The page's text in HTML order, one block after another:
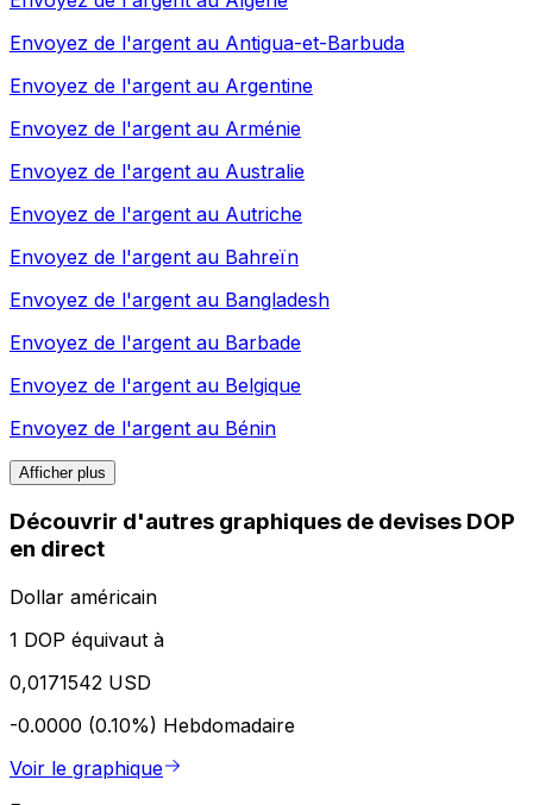
Envoyez de l'argent au Antigua-et-Barbuda
Envoyez de l'argent au Argentine
Envoyez de l'argent au Arménie
Envoyez de l'argent au Australie
Envoyez de l'argent au Autriche
Envoyez de l'argent au Bahreïn
Envoyez de l'argent au Bangladesh
Envoyez de l'argent au Barbade
Envoyez de l'argent au Belgique
Envoyez de l'argent au Bénin
Afficher plus
Découvrir d'autres graphiques de devises DOP
en direct
Dollar américain
1 DOP équivaut à
0,0171542 USD
-0.0000 (0.10%) Hebdomadaire
Voir le graphique